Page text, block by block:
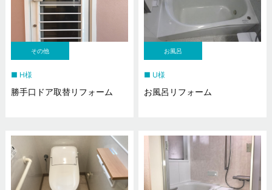
その他
H様
勝手口ドア取替リフォーム
お風呂
U様
お風呂リフォーム